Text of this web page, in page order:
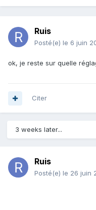
Ruis
Posté(e) le 6 juin
ok, je reste sur quelle
Citer
3 weeks later...
Ruis
Posté(e) le 26 juin